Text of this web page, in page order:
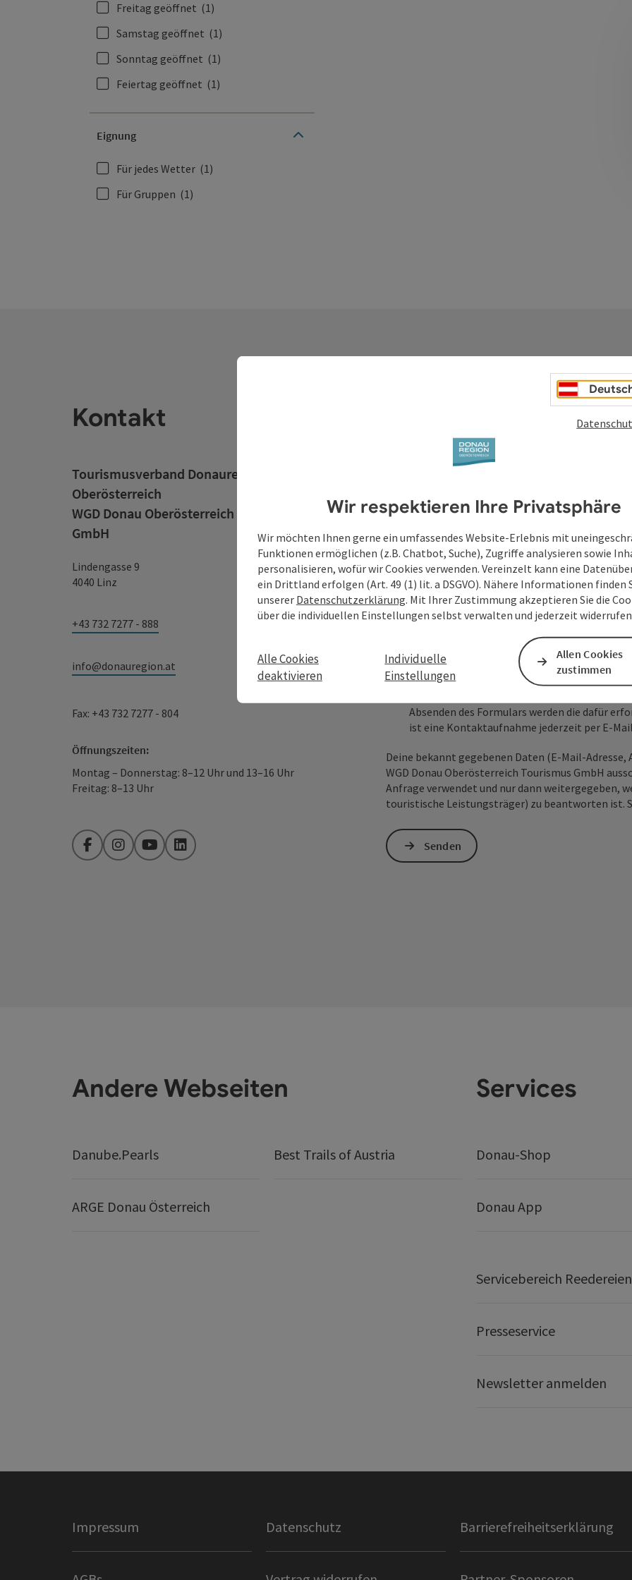
Freitag geöffnet (1)
Samstag geöffnet (1)
Sonntag geöffnet (1)
Feiertag geöffnet (1)
Eignung
Für jedes Wetter (1)
Für Gruppen (1)
Kontakt
Tourismusverband Donauregion
Oberösterreich
WGD Donau Oberösterreich Tourismus
GmbH
Lindengasse 9
4040 Linz
+43 732 7277 - 888
info@donauregion.at
Fax: +43 732 7277 - 804
Öffnungszeiten:
Montag – Donnerstag: 8–12 Uhr und 13–16 Uhr
Freitag: 8–13 Uhr
FacebookInstagramYouTubeLinkedIn
Deine Anfrage an
Oberösterreich
Felder mit sind Pflichtfelder
Vorname Nachname
Unverbindliche Anfrage*
Zum Schutz vor Spam wird Google
personenbezogene Daten (z. B. die IP-
Absenden des Formulars werden die dafür
ist eine Kontaktaufnahme jederzeit per E-
Deine bekannt gegebenen Daten (E-Mail-
WGD Donau Oberösterreich Tourismus GmbH
Anfrage verwendet und nur dann weitergegeben,
touristische Leistungsträger) zu beantworten ist.
Senden
Andere Webseiten
Danube.Pearls Best Trails of Austria
ARGE Donau Österreich
Services
Donau-Shop
Donau App
Servicebereich Reedereien
Presseservice
Newsletter anmelden
Impressum Datenschutz Barrierefreiheitserklärung
Wir respektieren Ihre Privatsphäre
Wir möchten Ihnen gerne ein umfassendes Website-Erlebnis mit
Funktionen ermöglichen (z.B. Chatbot, Suche), Zugriffe analysieren sowie
personalisieren, wofür wir Cookies verwenden. Vereinzelt kann eine
ein Drittland erfolgen (Art. 49 (1) lit. a DSGVO). Nähere Informationen finden
unserer Datenschutzerklärung. Mit Ihrer Zustimmung akzeptieren Sie die
über die individuellen Einstellungen selbst verwalten und jederzeit
Alle Cookies
deaktivieren
Individuelle
Einstellungen
Allen Cookies
zustimmen